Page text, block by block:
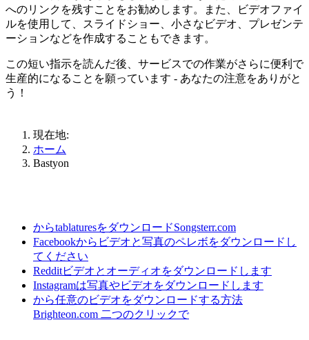
へのリンクを残すことをお勧めします。また、ビデオファイ
ルを使用して、スライドショー、小さなビデオ、プレゼンテ
ーションなどを作成することもできます。
この短い指示を読んだ後、サービスでの作業がさらに便利で
生産的になることを願っています - あなたの注意をありがと
う！
現在地:
ホーム
Bastyon
からtablaturesをダウンロードSongsterr.com
Facebookからビデオと写真のペレボをダウンロードし
てください
Redditビデオとオーディオをダウンロードします
Instagramは写真やビデオをダウンロードします
から任意のビデオをダウンロードする方法
Brighteon.com 二つのクリックで